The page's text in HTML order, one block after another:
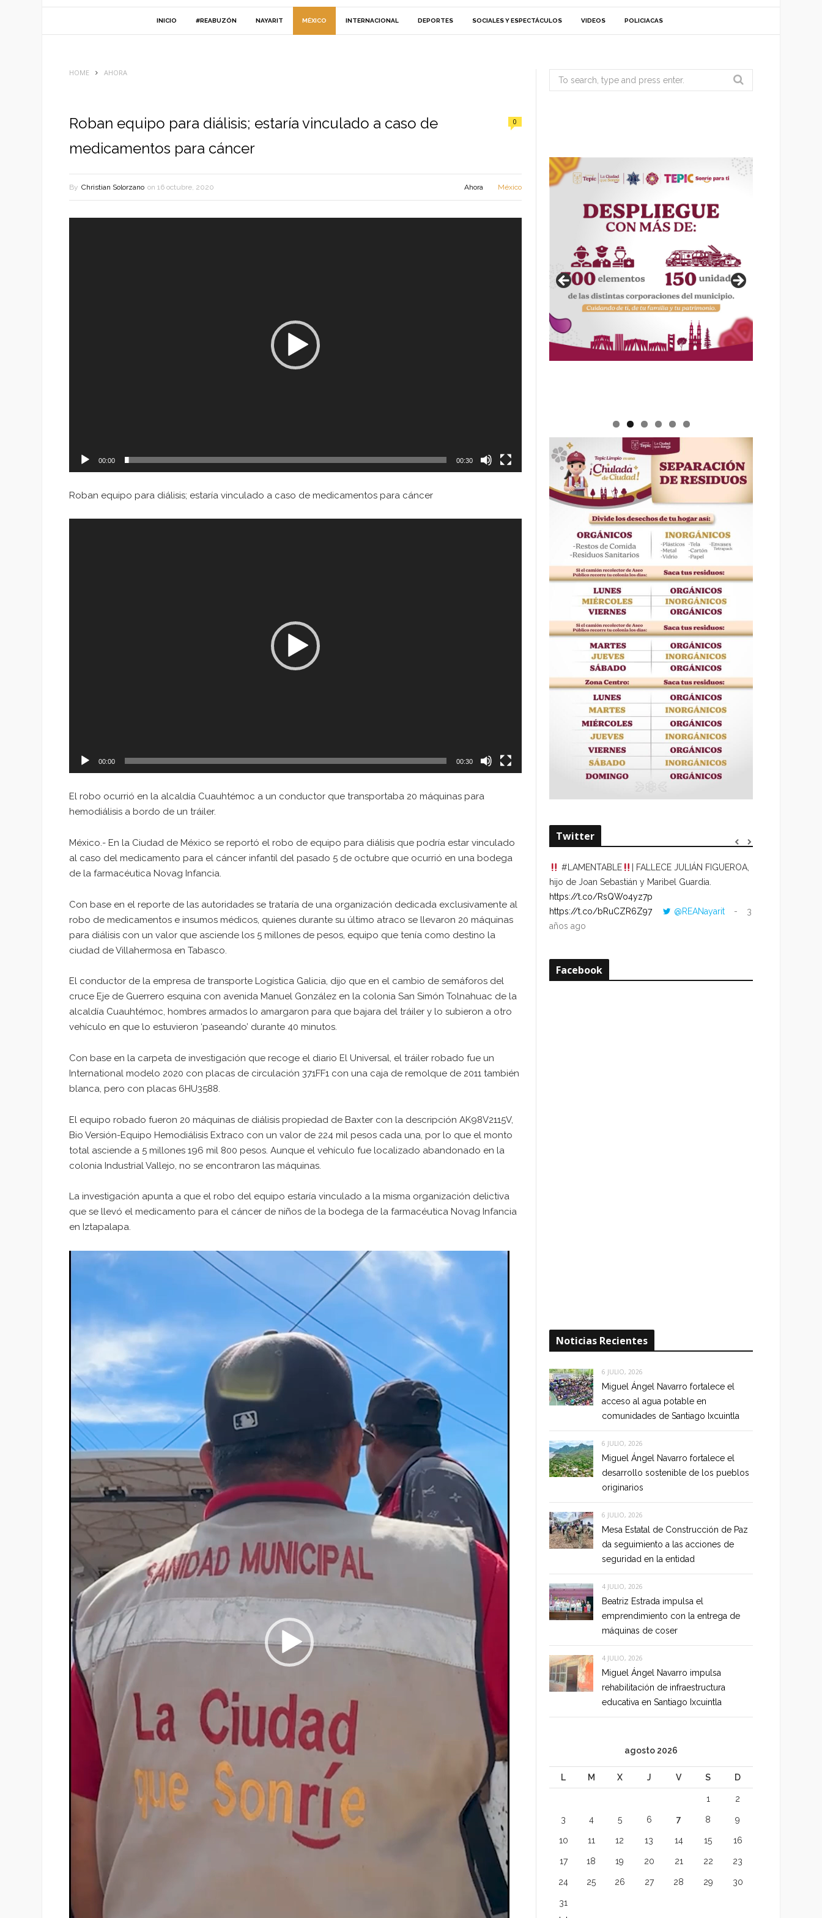
INICIO #REABUZÓN NAYARIT MÉXICO INTERNACIONAL DEPORTES SOCIALES Y ESPECTÁCULOS VIDEOS POLICIACAS
HOME AHORA
Roban equipo para diálisis; estaría vinculado a caso de
medicamentos para cáncer
0
By Christian Solorzano on 16 octubre, 2020 Ahora México
00:00 00:30
Roban equipo para diálisis; estaría vinculado a caso de medicamentos para cáncer
00:00 00:30
El robo ocurrió en la alcaldía Cuauhtémoc a un conductor que transportaba 20 máquinas para
hemodiálisis a bordo de un tráiler.
México.- En la Ciudad de México se reportó el robo de equipo para diálisis que podría estar vinculado
al caso del medicamento para el cáncer infantil del pasado 5 de octubre que ocurrió en una bodega
de la farmacéutica Novag Infancia.
Con base en el reporte de las autoridades se trataría de una organización dedicada exclusivamente al
robo de medicamentos e insumos médicos, quienes durante su último atraco se llevaron 20 máquinas
para diálisis con un valor que asciende los 5 millones de pesos, equipo que tenía como destino la
ciudad de Villahermosa en Tabasco.
El conductor de la empresa de transporte Logística Galicia, dijo que en el cambio de semáforos del
cruce Eje de Guerrero esquina con avenida Manuel González en la colonia San Simón Tolnahuac de la
alcaldía Cuauhtémoc, hombres armados lo amargaron para que bajara del tráiler y lo subieron a otro
vehículo en que lo estuvieron ‘paseando’ durante 40 minutos.
Con base en la carpeta de investigación que recoge el diario El Universal, el tráiler robado fue un
International modelo 2020 con placas de circulación 371FF1 con una caja de remolque de 2011 también
blanca, pero con placas 6HU3588.
El equipo robado fueron 20 máquinas de diálisis propiedad de Baxter con la descripción AK98V2115V,
Bio Versión-Equipo Hemodiálisis Extraco con un valor de 224 mil pesos cada una, por lo que el monto
total asciende a 5 millones 196 mil 800 pesos. Aunque el vehículo fue localizado abandonado en la
colonia Industrial Vallejo, no se encontraron las máquinas.
La investigación apunta a que el robo del equipo estaría vinculado a la misma organización delictiva
que se llevó el medicamento para el cáncer de niños de la bodega de la farmacéutica Novag Infancia
en Iztapalapa.
Reproductor
Search
for:
Twitter
#LAMENTABLE
| FALLECE JULIÁN FIGUEROA,
hijo de Joan Sebastián y Maribel Guardia.
https://t.co/RsQWo4yz7p
https://t.co/bRuCZR6Z97
@REANayarit
3
años ago
Facebook
Noticias Recientes
6 JULIO, 2026
Miguel Ángel Navarro fortalece el
acceso al agua potable en
comunidades de Santiago Ixcuintla
6 JULIO, 2026
Miguel Ángel Navarro fortalece el
desarrollo sostenible de los pueblos
originarios
6 JULIO, 2026
Mesa Estatal de Construcción de Paz
da seguimiento a las acciones de
seguridad en la entidad
4 JULIO, 2026
Beatriz Estrada impulsa el
emprendimiento con la entrega de
máquinas de coser
4 JULIO, 2026
Miguel Ángel Navarro impulsa
rehabilitación de infraestructura
educativa en Santiago Ixcuintla
agosto 2026
L M X J V S D
1 2
3 4 5 6 7 8 9
10 11 12 13 14 15 16
17 18 19 20 21 22 23
24 25 26 27 28 29 30
31